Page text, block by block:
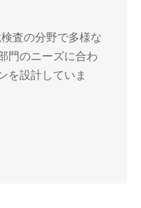
査の分野で多様な
門のニーズに合わ
を設計していま